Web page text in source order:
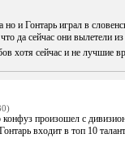
и Гонтарь играл в
да сейчас они вылетели
хотя сейчас и не лучшие
произошел с
входит в топ 10